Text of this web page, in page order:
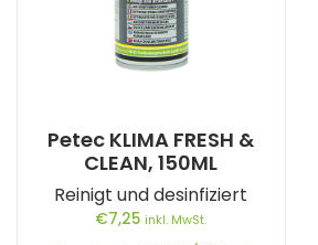
Petec KLIMA FRESH &
CLEAN, 150ML
Reinigt und desinfiziert
€7,25 inkl. MwSt.